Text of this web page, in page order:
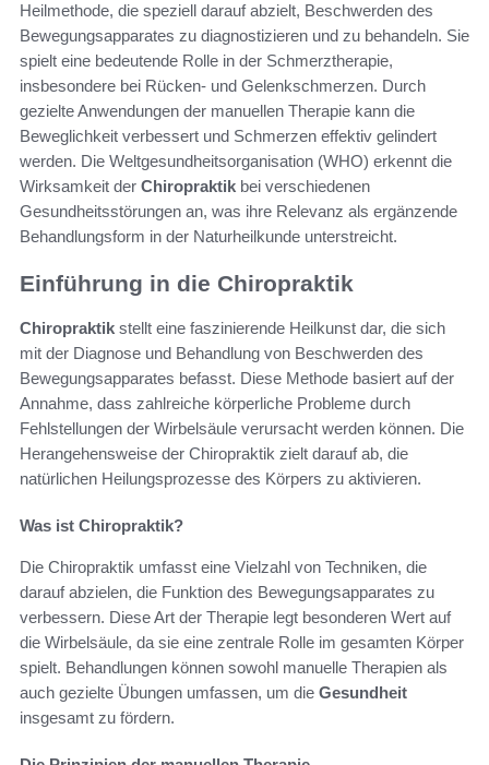
Heilmethode, die speziell darauf abzielt, Beschwerden des
Bewegungsapparates zu diagnostizieren und zu behandeln. Sie
spielt eine bedeutende Rolle in der Schmerztherapie,
insbesondere bei Rücken- und Gelenkschmerzen. Durch
gezielte Anwendungen der manuellen Therapie kann die
Beweglichkeit verbessert und Schmerzen effektiv gelindert
werden. Die Weltgesundheitsorganisation (WHO) erkennt die
Wirksamkeit der Chiropraktik bei verschiedenen
Gesundheitsstörungen an, was ihre Relevanz als ergänzende
Behandlungsform in der Naturheilkunde unterstreicht.
Einführung in die Chiropraktik
Chiropraktik stellt eine faszinierende Heilkunst dar, die sich
mit der Diagnose und Behandlung von Beschwerden des
Bewegungsapparates befasst. Diese Methode basiert auf der
Annahme, dass zahlreiche körperliche Probleme durch
Fehlstellungen der Wirbelsäule verursacht werden können. Die
Herangehensweise der Chiropraktik zielt darauf ab, die
natürlichen Heilungsprozesse des Körpers zu aktivieren.
Was ist Chiropraktik?
Die Chiropraktik umfasst eine Vielzahl von Techniken, die
darauf abzielen, die Funktion des Bewegungsapparates zu
verbessern. Diese Art der Therapie legt besonderen Wert auf
die Wirbelsäule, da sie eine zentrale Rolle im gesamten Körper
spielt. Behandlungen können sowohl manuelle Therapien als
auch gezielte Übungen umfassen, um die Gesundheit
insgesamt zu fördern.